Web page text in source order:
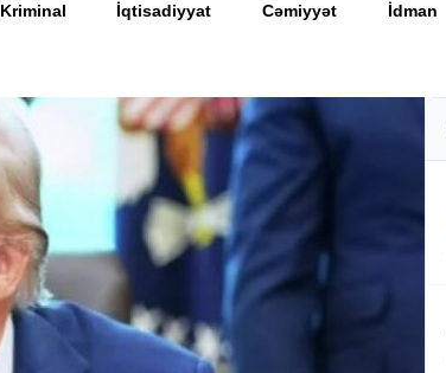
Kriminal İqtisadiyyat Cəmiyyət İdman